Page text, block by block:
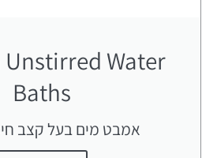
Unstirred Water
Baths
אמבט מים בעל קצב